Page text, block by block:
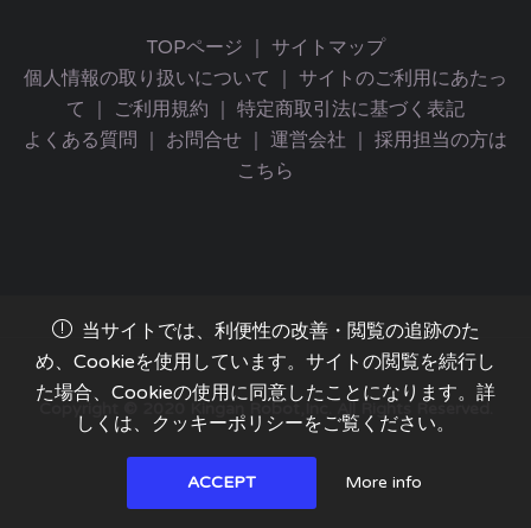
TOPページ
サイトマップ
個人情報の取り扱いについて
サイトのご利用にあたっ
て
ご利用規約
特定商取引法に基づく表記
よくある質問
お問合せ 運営会社
採用担当の方は
こちら
Copyright © 2020 Kingan Robot,Inc. All Rights Reserved.
当サイトでは、利便性の改善・閲覧の追跡のた
め、Cookieを使用しています。サイトの閲覧を続行し
た場合、Cookieの使用に同意したことになります。詳
しくは、クッキーポリシーをご覧ください。
ACCEPT More info